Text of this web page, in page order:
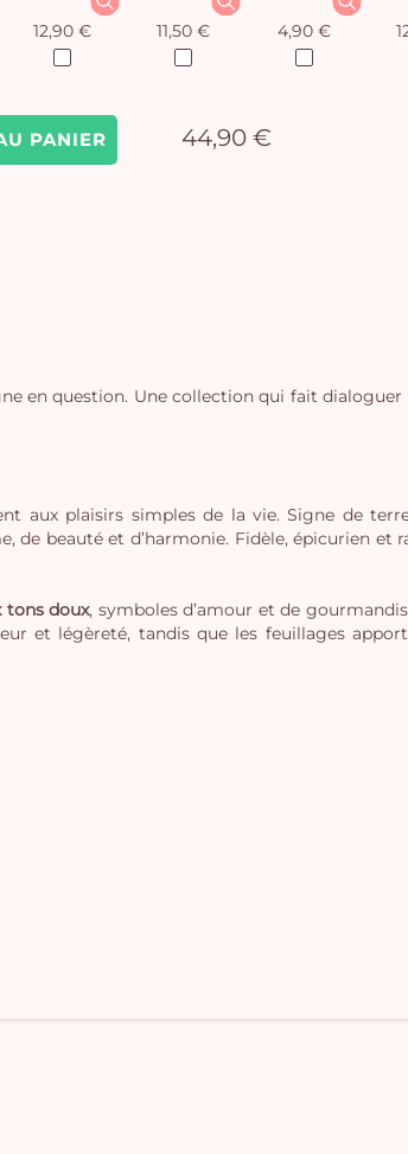
PANIER 44,90 €
12,90 € 11,50 € 4,90 €
en question. Une collection qui fait dialoguer
aux plaisirs simples de la vie. Signe de
de beauté et d’harmonie. Fidèle, épicurien et
tons doux, symboles d’amour et de
et légèreté, tandis que les feuillages